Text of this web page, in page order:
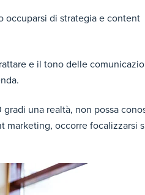
occuparsi di strategia e content
e il tono delle
una realtà, non possa
marketing, occorre focalizzarsi